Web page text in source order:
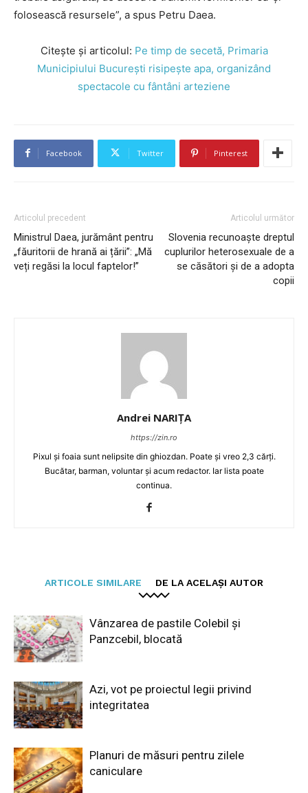
folosească resursele”, a spus Petru Daea.
Citește și articolul: Pe timp de secetă, Primaria
Municipiului București risipește apa, organizând
spectacole cu fântâni arteziene
Facebook Twitter Pinterest
Articolul precedent
Ministrul Daea, jurământ pentru
„făuritorii de hrană ai țării”: „Mă
veți regăsi la locul faptelor!”
Articolul următor
Slovenia recunoaște dreptul
cuplurilor heterosexuale de a
se căsători și de a adopta
copii
Andrei NARIȚA
https://zin.ro
Pixul și foaia sunt nelipsite din ghiozdan. Poate și vreo 2,3 cărți.
Bucătar, barman, voluntar și acum redactor. Iar lista poate
continua.
ARTICOLE SIMILARE DE LA ACELAȘI AUTOR
Vânzarea de pastile Colebil și
Panzcebil, blocată
Azi, vot pe proiectul legii privind
integritatea
Planuri de măsuri pentru zilele
caniculare